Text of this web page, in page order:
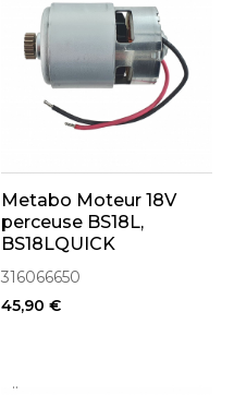
Metabo Moteur 18V
perceuse BS18L,
BS18LQUICK
(316066650)
316066650
45,90 €
..